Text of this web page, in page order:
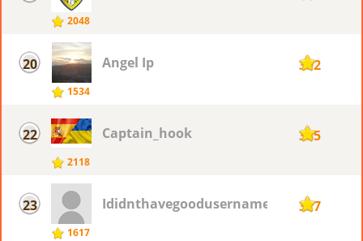
2048
20
1534
Angel Ip 392
22
2118
Captain_hook 385
23
1617
Ididnthavegoodusername 377